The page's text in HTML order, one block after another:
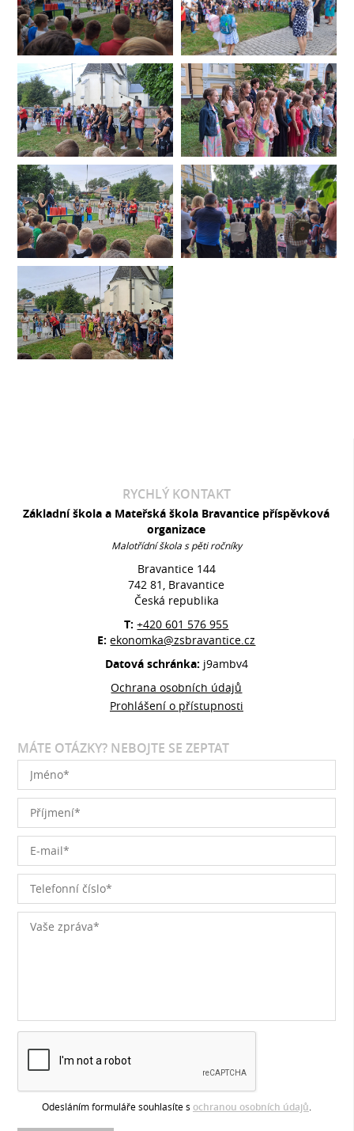
RYCHLÝ KONTAKT
Základní škola a Mateřská škola Bravantice příspěvková
organizace
Malotřídní škola s pěti ročníky
Bravantice 144
742 81, Bravantice
Česká republika
T:+420 601 576 955
E:ekonomka@zsbravantice.cz
Datová schránka: j9ambv4
Ochrana osobních údajů
Prohlášení o přístupnosti
MÁTE OTÁZKY? NEBOJTE SE ZEPTAT
Odesláním formuláře souhlasíte s ochranou osobních údajů